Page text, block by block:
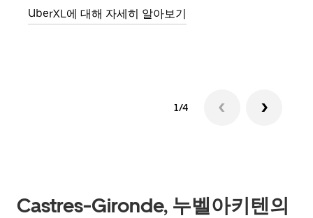
UberXL에 대해 자세히 알아보기
1/4
Castres-Gironde, 누벨아키텐의